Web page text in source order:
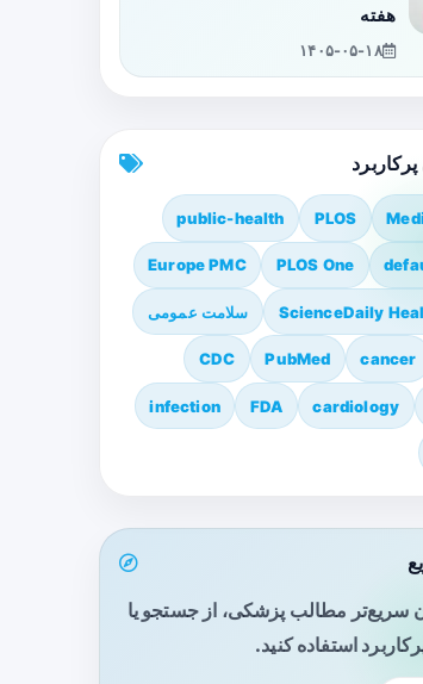
هفته
۱۴۰۵-۰۵-۱۸
PLOS
public-health
PLOS One
Europe PMC
ScienceDaily سلامت عمومی
cancer
PubMed
CDC
cardiology
FDA
infection
سریع‌تر مطالب پزشکی، از جستجو یا
استفاده کنید.